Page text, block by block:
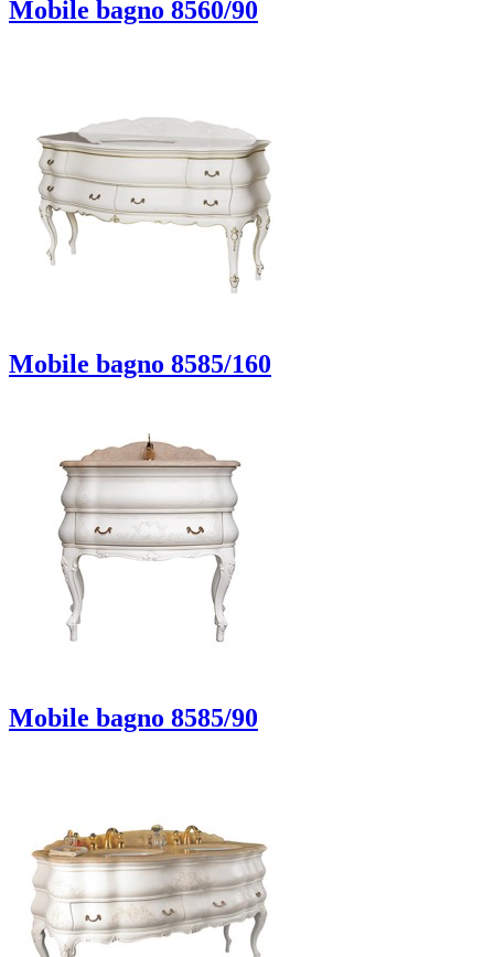
Mobile bagno 8560/90
Mobile bagno 8585/160
Mobile bagno 8585/90